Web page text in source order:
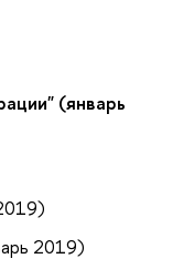
(январь
2019)